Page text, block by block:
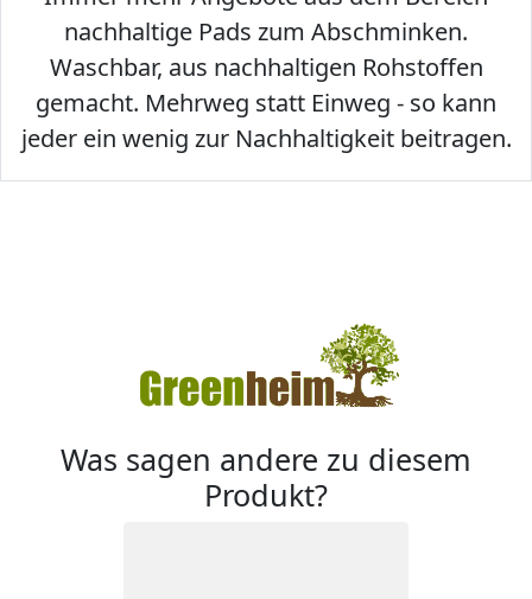
nachhaltige Pads zum Abschminken.
Waschbar, aus nachhaltigen Rohstoffen
gemacht. Mehrweg statt Einweg - so kann
jeder ein wenig zur Nachhaltigkeit beitragen.
Was sagen andere zu diesem
Produkt?